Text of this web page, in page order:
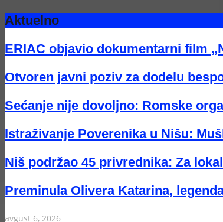
Aktuelno
ERIAC objavio dokumentarni film
Otvoren javni poziv za dodelu
Sećanje nije dovoljno: Romske
Istraživanje Poverenika u Nišu:
Niš podržao 45 privrednika: Za
Preminula Olivera Katarina,
avgust 6, 2026